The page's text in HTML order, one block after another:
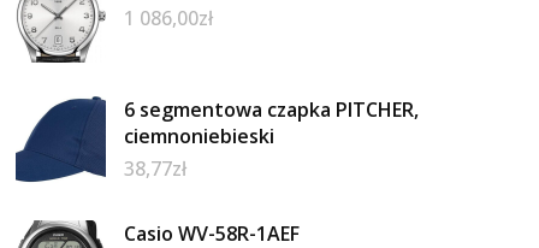
1 086,00zł
6 segmentowa czapka PITCHER,
ciemnoniebieski
38,77zł
Casio WV-58R-1AEF